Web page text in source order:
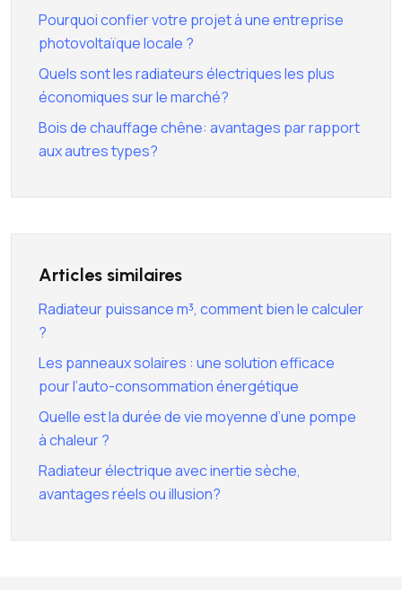
Pourquoi confier votre projet à une entreprise
photovoltaïque locale ?
Quels sont les radiateurs électriques les plus
économiques sur le marché?
Bois de chauffage chêne: avantages par rapport
aux autres types?
Articles similaires
Radiateur puissance m³, comment bien le calculer
?
Les panneaux solaires : une solution efficace
pour l’auto-consommation énergétique
Quelle est la durée de vie moyenne d’une pompe
à chaleur ?
Radiateur électrique avec inertie sèche,
avantages réels ou illusion?